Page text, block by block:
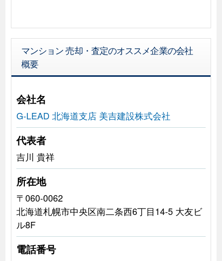
マンション 売却・査定のオススメ企業の会社
概要
会社名
G-LEAD 北海道支店 美吉建設株式会社
代表者
吉川 貴祥
所在地
〒060-0062
北海道札幌市中央区南二条西6丁目14-5 大友ビ
ル8F
電話番号